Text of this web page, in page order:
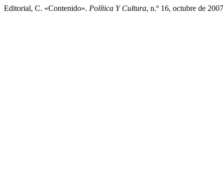
Editorial, C. «Contenido». Política Y Cultura, n.º 16, octubre de